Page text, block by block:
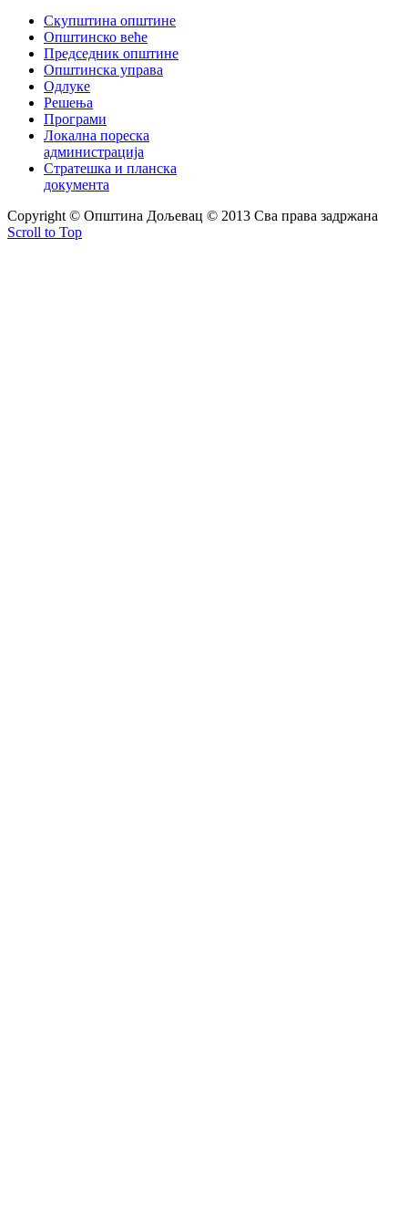
Скупштина општине
Општинско веће
Председник општине
Општинска управа
Одлуке
Решења
Програми
Локална пореска
администрација
Стратешка и планска
документа
Copyright © Oпштина Дољевац © 2013 Сва права задржана
Scroll to Top